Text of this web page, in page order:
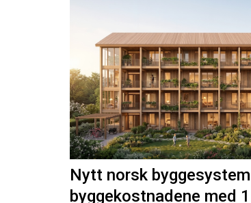
Nytt norsk
byggekostnadene med